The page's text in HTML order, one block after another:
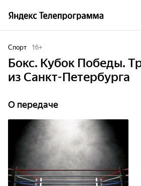
Спорт 16+
Бокс. Кубок Победы.
из Санкт-Петербурга
О передаче